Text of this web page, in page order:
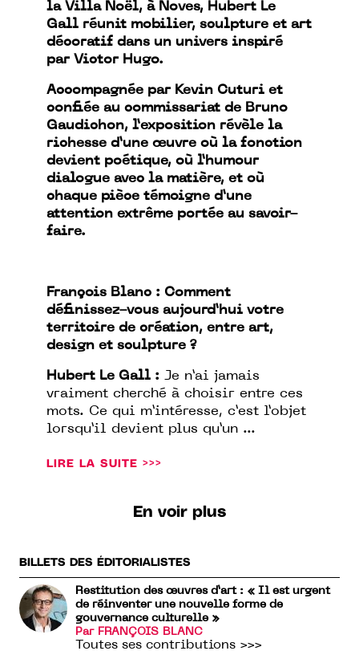
la Villa Noël, à Noves, Hubert Le
Gall réunit mobilier, sculpture et art
décoratif dans un univers inspiré
par Victor Hugo.
Accompagnée par Kevin Cuturi et
confiée au commissariat de Bruno
Gaudichon, l’exposition révèle la
richesse d’une œuvre où la fonction
devient poétique, où l’humour
dialogue avec la matière, et où
chaque pièce témoigne d’une
attention extrême portée au savoir-
faire.
François Blanc : Comment
définissez-vous aujourd’hui votre
territoire de création, entre art,
design et sculpture ?
Hubert Le Gall : Je n’ai jamais
vraiment cherché à choisir entre ces
mots. Ce qui m’intéresse, c’est l’objet
lorsqu’il devient plus qu’un ...
LIRE LA SUITE >>>
En voir plus
BILLETS DES ÉDITORIALISTES
Restitution des œuvres d’art : « Il est urgent
de réinventer une nouvelle forme de
gouvernance culturelle »
Par FRANÇOIS BLANC
Toutes ses contributions >>>